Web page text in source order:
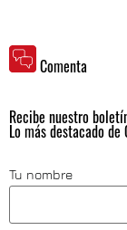
Comenta
Recibe nuestro
Lo más destacado
Tu nombre